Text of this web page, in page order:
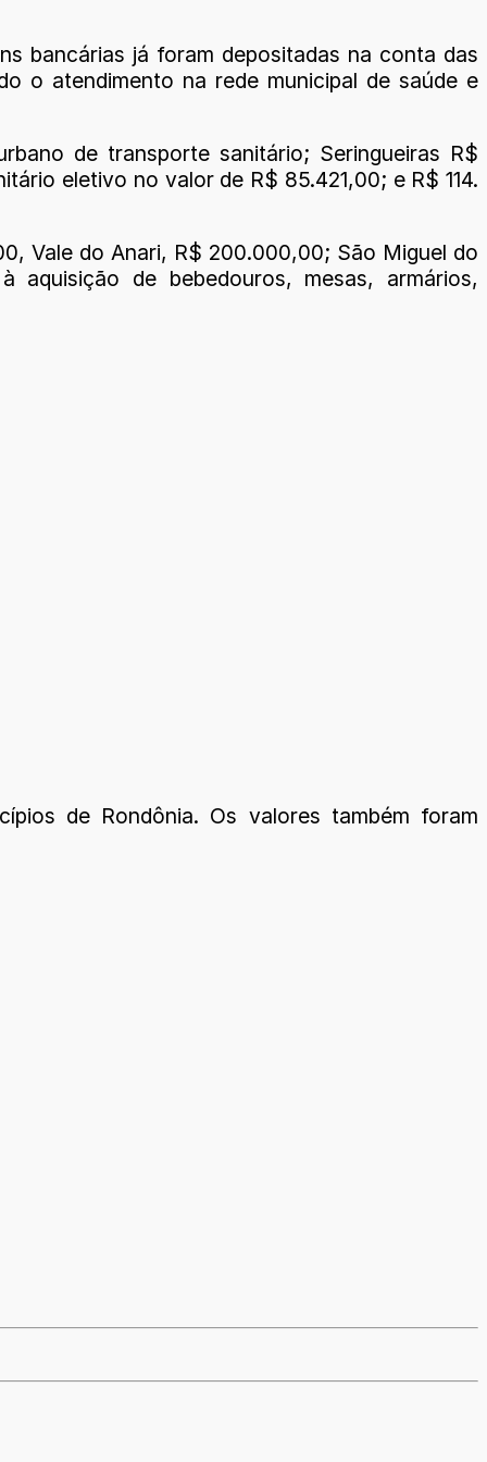
bancárias já foram depositadas na conta das
o atendimento na rede municipal de saúde e
de transporte sanitário; Seringueiras R$
eletivo no valor de R$ 85.421,00; e R$ 114.
Vale do Anari, R$ 200.000,00; São Miguel do
de bebedouros, mesas, armários,
de Rondônia. Os valores também foram